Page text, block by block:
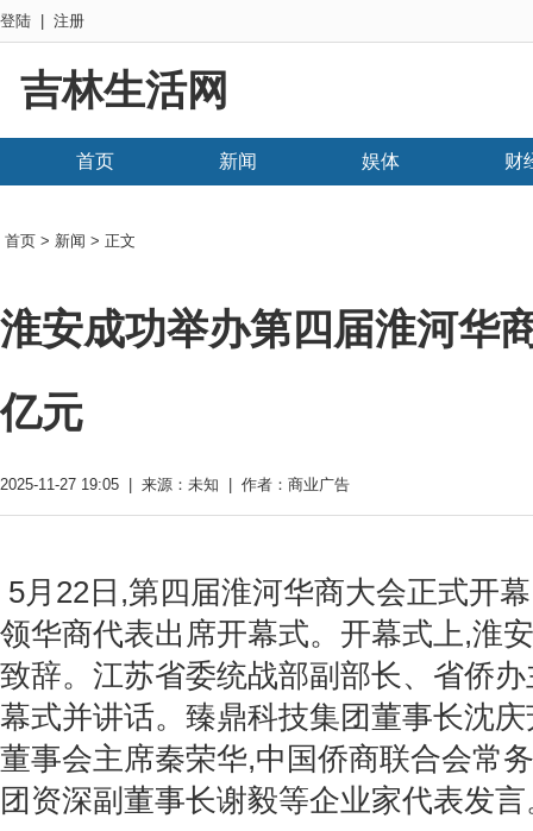
登陆 注册
吉林生活网
首页 新闻 娱体 财
首页 > 新闻 > 正文
淮安成功举办第四届淮河华
亿元
2025-11-27 19:05 | 来源：未知 | 作者：商业广告
5月22日,第四届淮河华商大会正式开
领华商代表出席开幕式。开幕式上,淮
致辞。江苏省委统战部副部长、省侨
幕式并讲话。臻鼎科技集团董事长沈
董事会主席秦荣华,中国侨商联合会常
团资深副董事长谢毅等企业家代表发言